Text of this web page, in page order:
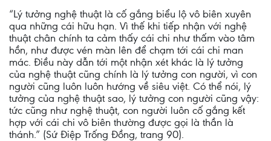
“Lý tưởng nghệ thuật là cố gắng biểu lộ vô biên xuyên
qua những cái hữu hạn. Vì thế khi tiếp nhận với nghệ
thuật chân chính ta cảm thấy cái chi như thấm vào tâm
hồn, như được vén màn lên để chạm tới cái chi man
mác. Ðiều này dẫn tới một nhận xét khác là lý tưởng
của nghệ thuật cũng chính là lý tưởng con người, vì con
người cũng luôn luôn hướng về siêu việt. Có thể nói, lý
tưởng của nghệ thuật sao, lý tưởng con người cũng vậy:
tức cũng như nghệ thuật, con người luôn cố gắng kết
hợp với cái chi vô biên thường được gọi là thần là
thánh.” (Sứ Ðiệp Trống Ðồng, trang 90).